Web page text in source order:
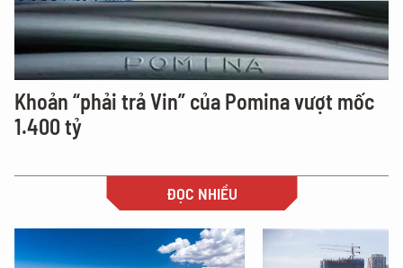
Khoản “phải trả Vin” của Pomina vượt mốc
1.400 tỷ
ĐỌC NHIỀU